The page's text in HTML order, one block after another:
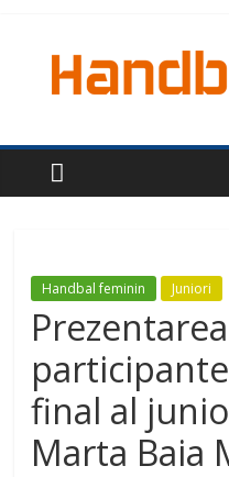
Handbal feminin Juniori
final al
Marta Baia